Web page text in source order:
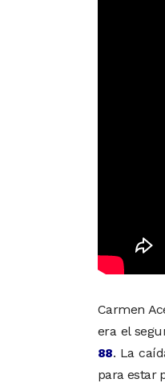
Carmen
era el
88. La
para estar